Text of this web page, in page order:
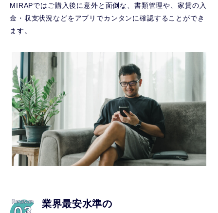
MIRAPではご購入後に意外と面倒な、書類管理や、家賃の入
金・収支状況などをアプリでカンタンに確認することができ
ます。
業界最安水準の